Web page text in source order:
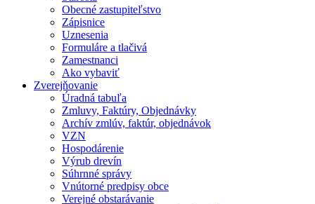
Obecné zastupiteľstvo
Zápisnice
Uznesenia
Formuláre a tlačivá
Zamestnanci
Ako vybaviť
Zverejňovanie
Úradná tabuľa
Zmluvy, Faktúry, Objednávky
Archív zmlúv, faktúr, objednávok
VZN
Hospodárenie
Výrub drevín
Súhrnné správy
Vnútorné predpisy obce
Verejné obstarávanie